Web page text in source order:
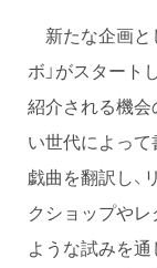
新たな企画と
ボ」がスタート
紹介される機会
い世代によっ
戯曲を翻訳し、
クショップや
ような試みを通